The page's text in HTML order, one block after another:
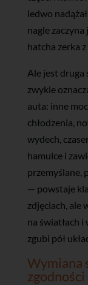
ledwo
nagle zaczyna
hatcha zerka
Ale jest druga
zwykle
auta: inne
chłodzenia,
wydech,
hamulce i
przemyślane,
— powstaje
zdjęciach, ale
na światłach i
zgubi pół
Wymiana